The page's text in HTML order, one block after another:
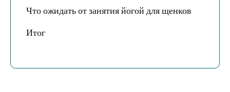
Что ожидать от занятия йогой для щенков
Итог